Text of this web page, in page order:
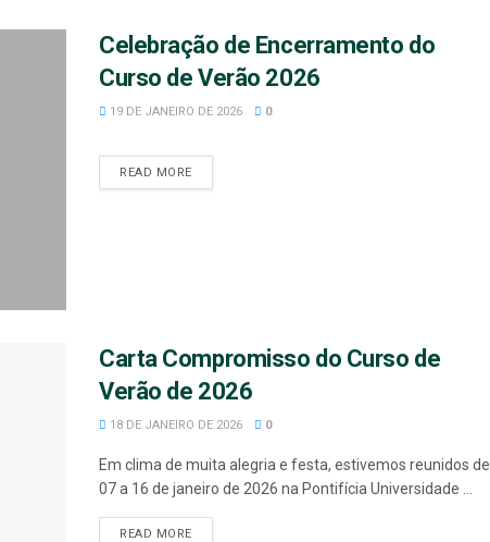
Celebração de Encerramento do
Curso de Verão 2026
19 DE JANEIRO DE 2026 0
READ MORE
Carta Compromisso do Curso de
Verão de 2026
18 DE JANEIRO DE 2026 0
Em clima de muita alegria e festa, estivemos reunidos de
07 a 16 de janeiro de 2026 na Pontifícia Universidade ...
READ MORE